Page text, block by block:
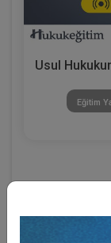
Usul
Eğitim